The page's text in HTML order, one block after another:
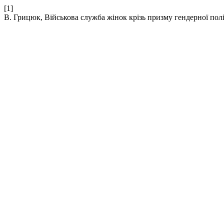
[1]
В. Грицюк, Військова служба жінок крізь призму гендерної